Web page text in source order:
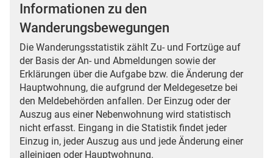
Informationen zu den
Wanderungsbewegungen
Die Wanderungsstatistik zählt Zu- und Fortzüge auf
der Basis der An- und Abmeldungen sowie der
Erklärungen über die Aufgabe bzw. die Änderung der
Hauptwohnung, die aufgrund der Meldegesetze bei
den Meldebehörden anfallen. Der Einzug oder der
Auszug aus einer Nebenwohnung wird statistisch
nicht erfasst. Eingang in die Statistik findet jeder
Einzug in, jeder Auszug aus und jede Änderung einer
alleinigen oder Hauptwohnung.